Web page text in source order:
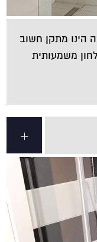
הינו מתקן חשוב
משמעותית
+